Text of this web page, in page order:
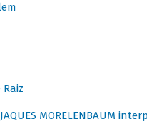
Raiz
MORELENBAUM